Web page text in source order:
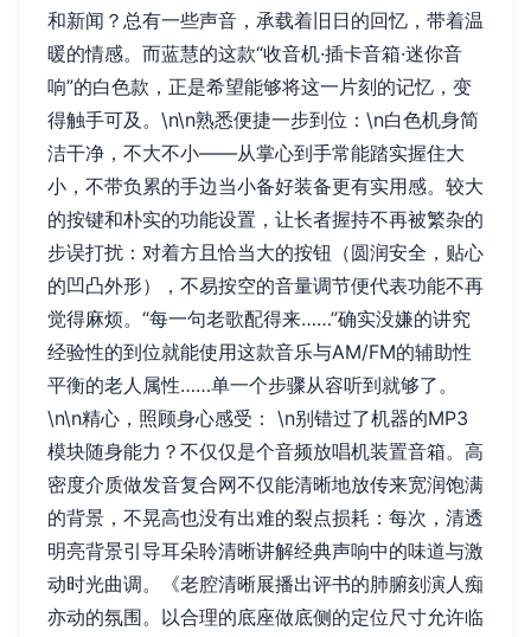
和新闻？总有一些声音，承载着旧日的回忆，带着温
暖的情感。而蓝慧的这款“收音机·插卡音箱·迷你音
响”的白色款，正是希望能够将这一片刻的记忆，变
得触手可及。\n\n熟悉便捷一步到位：\n白色机身简
洁干净，不大不小——从掌心到手常能踏实握住大
小，不带负累的手边当小备好装备更有实用感。较大
的按键和朴实的功能设置，让长者握持不再被繁杂的
步误打扰：对着方且恰当大的按钮（圆润安全，贴心
的凹凸外形），不易按空的音量调节便代表功能不再
觉得麻烦。“每一句老歌配得来……”确实没嫌的讲究
经验性的到位就能使用这款音乐与AM/FM的辅助性
平衡的老人属性……单一个步骤从容听到就够了。
\n\n精心，照顾身心感受： \n别错过了机器的MP3
模块随身能力？不仅仅是个音频放唱机装置音箱。高
密度介质做发音复合网不仅能清晰地放传来宽润饱满
的背景，不晃高也没有出难的裂点损耗：每次，清透
明亮背景引导耳朵聆清晰讲解经典声响中的味道与激
动时光曲调。《老腔清晰展播出评书的肺腑刻演人痴
亦动的氛围。以合理的底座做底侧的定位尺寸允许临